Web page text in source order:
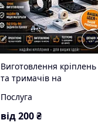
Виготовлення кріплень
та тримачів на
Індивідуальні
пластикові рішення
Послуга
від200₴